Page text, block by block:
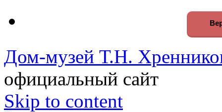
Дом-музей Т.Н.
официальный сайт
Skip to content